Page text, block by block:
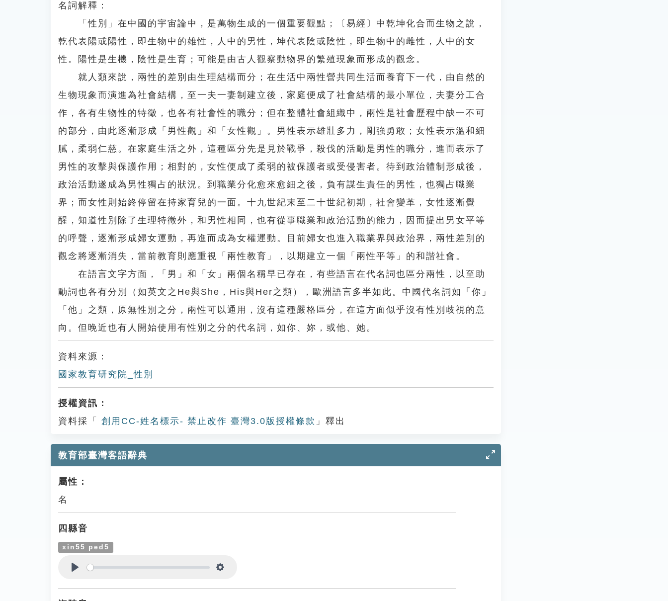
名詞解釋：
「性別」在中國的宇宙論中，是萬物生成的一個重要觀點；〔易經〕中乾坤化合而生物之說，
乾代表陽或陽性，即生物中的雄性，人中的男性，坤代表陰或陰性，即生物中的雌性，人中的女
性。陽性是生機，陰性是生育；可能是由古人觀察動物界的繁殖現象而形成的觀念。
就人類來說，兩性的差別由生理結構而分；在生活中兩性營共同生活而養育下一代，由自然的
生物現象而演進為社會結構，至一夫一妻制建立後，家庭便成了社會結構的最小單位，夫妻分工合
作，各有生物性的特徵，也各有社會性的職分；但在整體社會組織中，兩性是社會歷程中缺一不可
的部分，由此逐漸形成「男性觀」和「女性觀」。男性表示雄壯多力，剛強勇敢；女性表示溫和細
膩，柔弱仁慈。在家庭生活之外，這種區分先是見於戰爭，殺伐的活動是男性的職分，進而表示了
男性的攻擊與保護作用；相對的，女性便成了柔弱的被保護者或受侵害者。待到政治體制形成後，
政治活動遂成為男性獨占的狀況。到職業分化愈來愈細之後，負有謀生責任的男性，也獨占職業
界；而女性則始終停留在持家育兒的一面。十九世紀末至二十世紀初期，社會變革，女性逐漸覺
醒，知道性別除了生理特徵外，和男性相同，也有從事職業和政治活動的能力，因而提出男女平等
的呼聲，逐漸形成婦女運動，再進而成為女權運動。目前婦女也進入職業界與政治界，兩性差別的
觀念將逐漸消失，當前教育則應重視「兩性教育」，以期建立一個「兩性平等」的和諧社會。
在語言文字方面，「男」和「女」兩個名稱早已存在，有些語言在代名詞也區分兩性，以至助
動詞也各有分別（如英文之He與She，His與Her之類），歐洲語言多半如此。中國代名詞如「你」
「他」之類，原無性別之分，兩性可以通用，沒有這種嚴格區分，在這方面似乎沒有性別歧視的意
向。但晚近也有人開始使用有性別之分的代名詞，如你、妳，或他、她。
資料來源：
國家教育研究院_性別
授權資訊：
資料採「
創用CC-姓名標示- 禁止改作 臺灣3.0版授權條款 」釋出
教育部臺灣客語辭典
屬性：
名
四縣音
xin55 ped5